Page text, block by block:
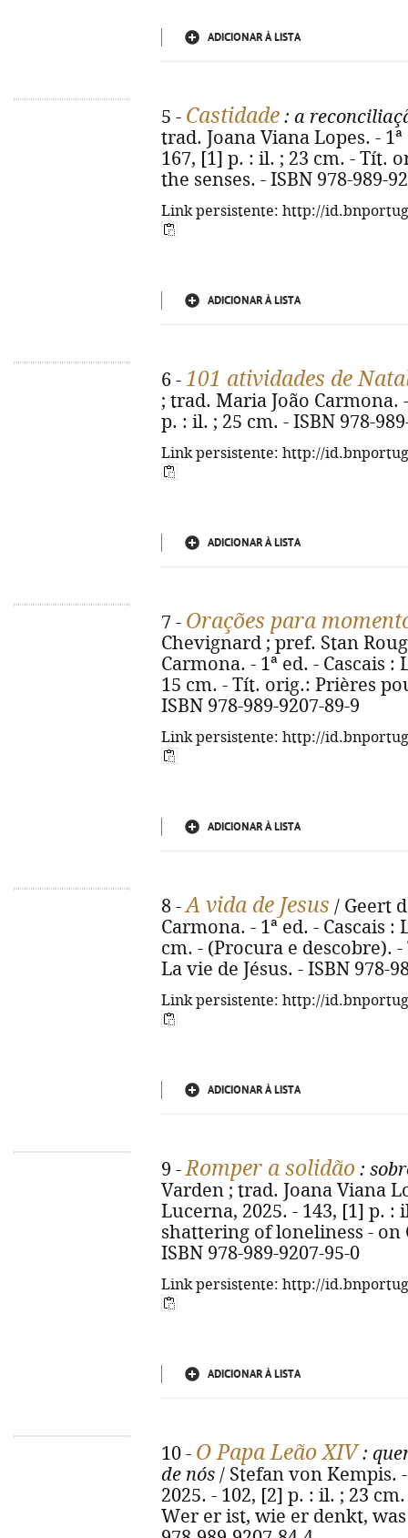
ADICIONAR À LISTA
5 - Castidade : a
trad. Joana Viana Lopes. -
167, [1] p. : il. ; 23 cm. - Tít.
the senses. - ISBN 978-989-
Link persistente: http://
ADICIONAR À LISTA
6 - 101 atividades de
; trad. Maria João Carmona.
p. : il. ; 25 cm. - ISBN 978-
Link persistente: http://
ADICIONAR À LISTA
7 - Orações para
Chevignard ; pref. Stan
Carmona. - 1ª ed. - Cascais
15 cm. - Tít. orig.: Prières
ISBN 978-989-9207-89-9
Link persistente: http://
ADICIONAR À LISTA
8 -A vida de Jesus / Geert
Carmona. - 1ª ed. - Cascais
cm. - (Procura e descobre).
La vie de Jésus. - ISBN 978-
Link persistente: http://
ADICIONAR À LISTA
9 -Romper a solidão :
Varden ; trad. Joana Viana
Lucerna, 2025. - 143, [1] p. :
shattering of loneliness -
ISBN 978-989-9207-95-0
Link persistente: http://
ADICIONAR À LISTA
10 - O Papa Leão XIV :
de nós / Stefan von Kempis.
2025. - 102, [2] p. : il. ; 23
Wer er ist, wie er denkt,